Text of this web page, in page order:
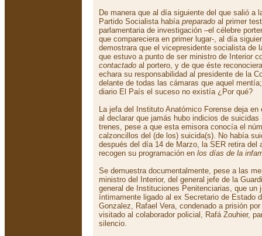
De manera que al día siguiente del que salió a
Partido Socialista había preparado al primer
parlamentaria de investigación –el célebre
que compareciera en primer lugar-, al día
demostrara que el vicepresidente socialista de
que estuvo a punto de ser ministro de Interior
contactado al portero, y de que éste
echara su responsabilidad al presidente de la
delante de todas las cámaras que aquel
diario El País el suceso no existía ¿Por qué?
La jefa del Instituto Anatómico Forense deja
al declarar que jamás hubo indicios de
trenes, pese a que esta emisora conocía el
calzoncillos del (de los) suicida(s). No había
después del día 14 de Marzo, la SER retira del
recogen su programación en los días de la
Se demuestra documentalmente, pese a las
ministro del Interior, del general jefe de la
general de Instituciones Penitenciarias, que un
íntimamente ligado al ex Secretario de Estado
Gonzalez, Rafael Vera, condenado a prisión
visitado al colaborador policial, Rafá Zouhier,
silencio.